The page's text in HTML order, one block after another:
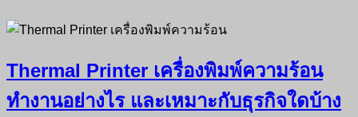
Thermal Printer เครื่องพิมพ์ความร้อน
ทำงานอย่างไร และเหมาะกับธุรกิจใดบ้าง